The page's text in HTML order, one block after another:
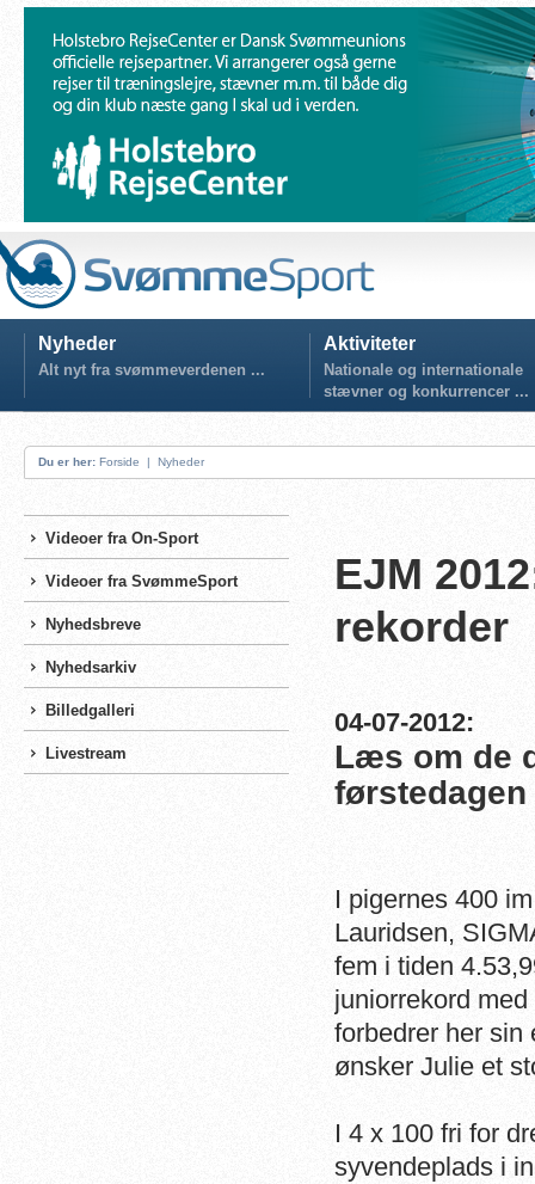
Nyheder
Alt nyt fra svømmeverdenen ...
Aktiviteter
Nationale og internationale
stævner og konkurrencer ...
Du er her: Forside | Nyheder
Videoer fra On-Sport
Videoer fra SvømmeSport
Nyhedsbreve
Nyhedsarkiv
Billedgalleri
Livestream
EJM
rekorder
04-07-2012:
Læs om de
I pigernes 400
Lauridsen,
fem i tiden
juniorrekord
forbedrer her sin
ønsker Julie et
I 4 x 100 fri for
syvendeplads i